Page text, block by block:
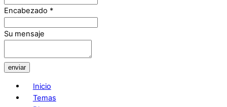
Encabezado *
Su mensaje
enviar
Inicio
Temas